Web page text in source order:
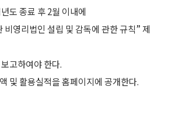
도 종료 후 2월 이내에
비영리법인 설립 및 감독에 관한 규칙” 제
고하여야 한다.
및 활용실적을 홈페이지에 공개한다.